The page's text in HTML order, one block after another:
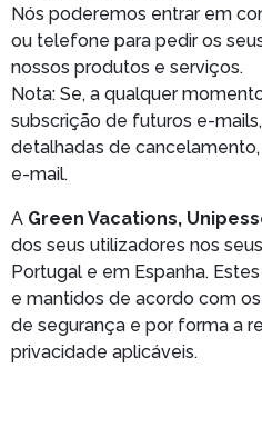
Nós poderemos entrar em
ou telefone para pedir os
nossos produtos e serviços.
Nota: Se, a qualquer
subscrição de futuros e-
detalhadas de
e-mail.
A Green Vacations,
dos seus utilizadores nos
Portugal e em Espanha.
e mantidos de acordo com
de segurança e por forma a
privacidade aplicáveis.